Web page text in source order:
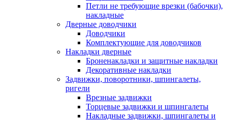
Петли не требующие врезки (бабочки),
накладные
Дверные доводчики
Доводчики
Комплектующие для доводчиков
Накладки дверные
Броненакладки и защитные накладки
Декоративные накладки
Задвижки, поворотники, шпингалеты,
ригели
Врезные задвижки
Торцевые задвижки и шпингалеты
Накладные задвижки, шпингалеты и